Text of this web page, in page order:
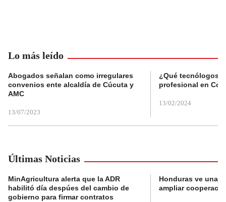
Lo más leído
Abogados señalan como irregulares
convenios ente alcaldía de Cúcuta y
AMC
13/07/2023
¿Qué tecnólogos
profesional en
13/02/2024
Últimas Noticias
MinAgricultura alerta que la ADR
habilitó día despúes del cambio de
gobierno para firmar contratos
Honduras ve una
ampliar